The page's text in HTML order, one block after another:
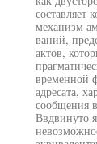
составляет
механизм
ваний,
актов,
временной
адресата,
сообщения
Ввдвинуто